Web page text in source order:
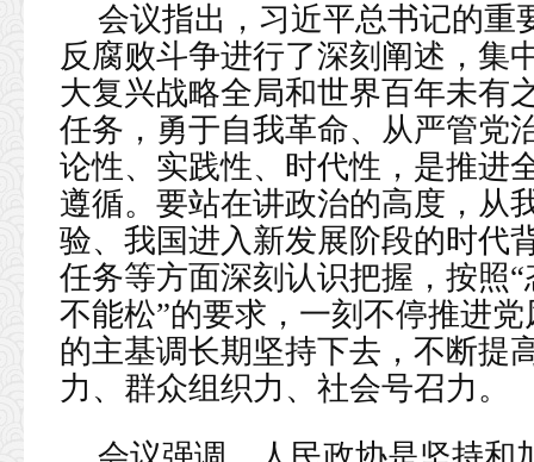
会议指出，习近平总书记的重
反腐败斗争进行了深刻阐述，集
大复兴战略全局和世界百年未有
任务，勇于自我革命、从严管党
论性、实践性、时代性，是推进
遵循。要站在讲政治的高度，从
验、我国进入新发展阶段的时代
任务等方面深刻认识把握，按照
不能松”的要求，一刻不停推进
的主基调长期坚持下去，不断提
力、群众组织力、社会号召力。